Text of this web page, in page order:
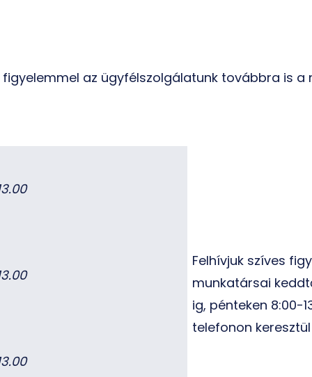
az ügyfélszolgálatunk továbbra is
Felhívjuk szíves
munkatársai
ig, pénteken 8:00-
telefonon